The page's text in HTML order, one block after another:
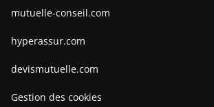
mutuelle-conseil.com
hyperassur.com
devismutuelle.com
Gestion des cookies